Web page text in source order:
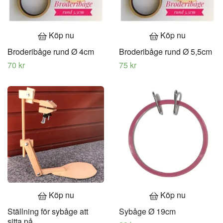
Köp nu
Broderibåge rund Ø 4cm
70 kr
Köp nu
Broderibåge rund Ø 5,5cm
75 kr
Köp nu
Ställning för sybåge att
Köp nu
Sybåge Ø 19cm